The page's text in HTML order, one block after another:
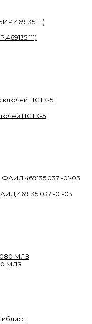
ПСТК-5
469135.037;-01-03
МЛЗ